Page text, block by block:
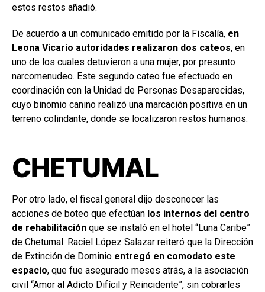
estos restos añadió.
De acuerdo a un comunicado emitido por la Fiscalía, en
Leona Vicario autoridades realizaron dos cateos, en
uno de los cuales detuvieron a una mujer, por presunto
narcomenudeo. Este segundo cateo fue efectuado en
coordinación con la Unidad de Personas Desaparecidas,
cuyo binomio canino realizó una marcación positiva en un
terreno colindante, donde se localizaron restos humanos.
CHETUMAL
Por otro lado, el fiscal general dijo desconocer las
acciones de boteo que efectúan los internos del centro
de rehabilitación que se instaló en el hotel “Luna Caribe”
de Chetumal. Raciel López Salazar reiteró que la Dirección
de Extinción de Dominio entregó en comodato este
espacio, que fue asegurado meses atrás, a la asociación
civil “Amor al Adicto Difícil y Reincidente”, sin cobrarles